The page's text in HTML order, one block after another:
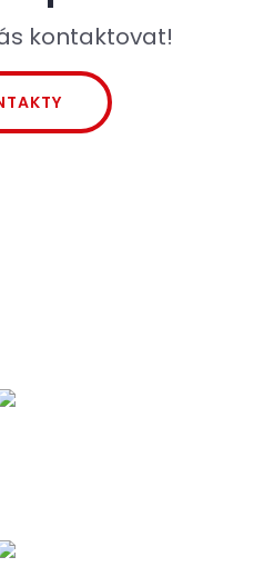
kontaktovat!